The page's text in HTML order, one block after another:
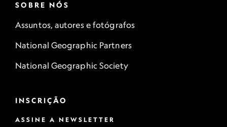
SOBRE NÓS
Assuntos, autores e fotógrafos
National Geographic Partners
National Geographic Society
INSCRIÇÃO
ASSINE A NEWSLETTER